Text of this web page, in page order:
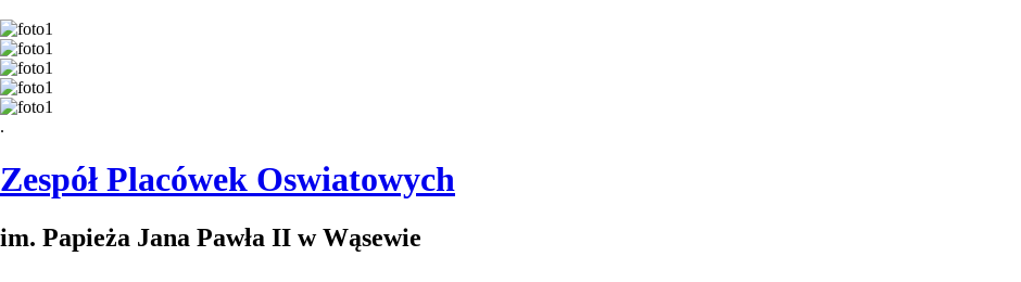
.
Zespół Placówek Oswiatowych
im. Papieża Jana Pawła II w Wąsewie